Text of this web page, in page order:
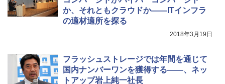
か、それともクラウドか――ITインフラ
の適材適所を探る
2018年3月19日
フラッシュストレージでは年間を通じて
国内ナンバーワンを獲得する――、ネッ
トアップ岩上純一社長